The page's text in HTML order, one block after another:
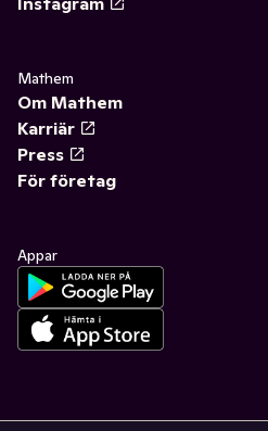
Mathem
Om Mathem
Karriär
Press
För företag
Appar